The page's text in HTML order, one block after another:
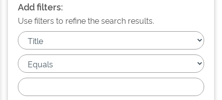
Add filters:
Use filters to refine the search results.